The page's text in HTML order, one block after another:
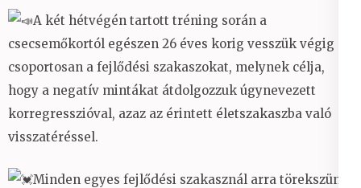
A két hétvégén tartott tréning során a
csecsemőkortól egészen 26 éves korig vesszük végig
csoportosan a fejlődési szakaszokat, melynek célja,
hogy a negatív mintákat átdolgozzuk úgynevezett
korregresszióval, azaz az érintett életszakaszba való
visszatéréssel.
Minden egyes fejlődési szakasznál arra törekszünk,